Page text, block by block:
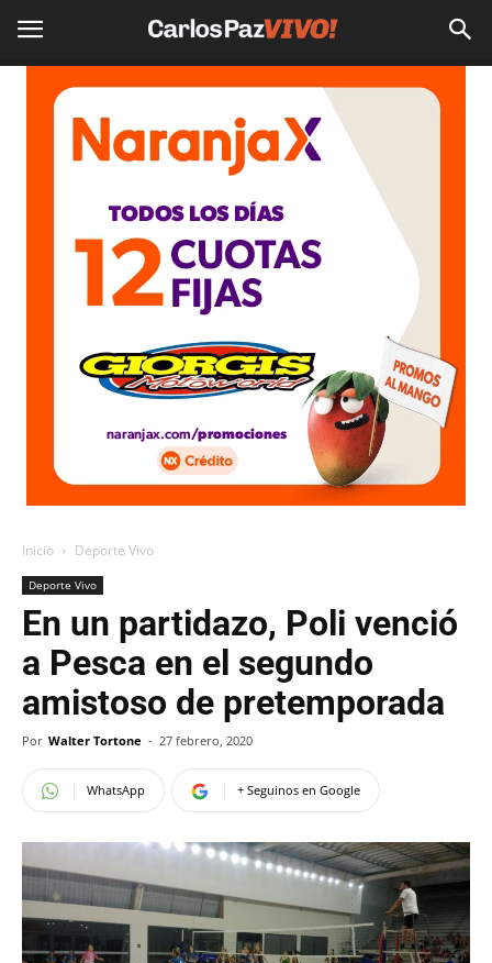
Inicio Deporte Vivo
Deporte Vivo
En un partidazo, Poli venció
a Pesca en el segundo
amistoso de pretemporada
Por Walter Tortone - 27 febrero, 2020
WhatsApp + Seguinos en Google